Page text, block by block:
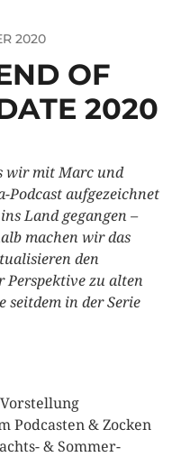
2020
OF
2020
wir mit Marc und
Podcast aufgezeichnet
Land gegangen –
machen wir das
den
zu alten
seitdem in der Serie
Podcasten & Zocken
& Sommer-